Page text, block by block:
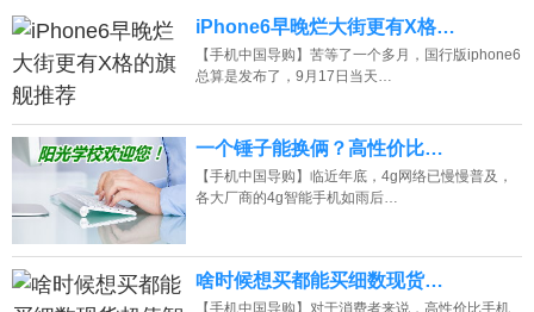
iPhone6早晚烂大街更有X格…
【手机中国导购】苦等了一个多月，国行版iphone6
总算是发布了，9月17日当天…
一个锤子能换俩？高性价比…
【手机中国导购】临近年底，4g网络已慢慢普及，
各大厂商的4g智能手机如雨后…
啥时候想买都能买细数现货…